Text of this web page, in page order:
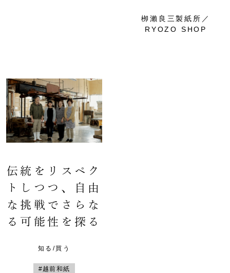
栁瀨良三製紙所／
RYOZO SHOP
伝統をリスペク
トしつつ、自由
な挑戦でさらな
る可能性を探る
知る/買う
#越前和紙